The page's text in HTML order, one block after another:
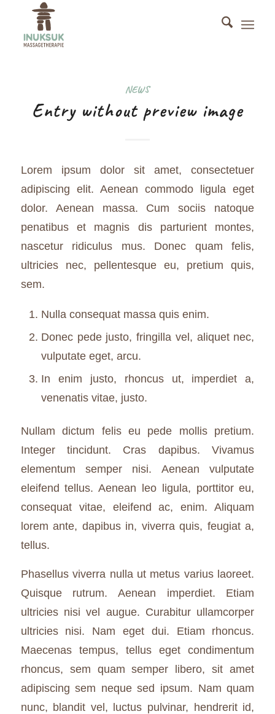
NEWS
Entry without preview image
Lorem ipsum dolor sit amet, consectetuer
adipiscing elit. Aenean commodo ligula eget
dolor. Aenean massa. Cum sociis natoque
penatibus et magnis dis parturient montes,
nascetur ridiculus mus. Donec quam felis,
ultricies nec, pellentesque eu, pretium quis,
sem.
Nulla consequat massa quis enim.
Donec pede justo, fringilla vel, aliquet nec,
vulputate eget, arcu.
In enim justo, rhoncus ut, imperdiet a,
venenatis vitae, justo.
Nullam dictum felis eu pede mollis pretium.
Integer tincidunt. Cras dapibus. Vivamus
elementum semper nisi. Aenean vulputate
eleifend tellus. Aenean leo ligula, porttitor eu,
consequat vitae, eleifend ac, enim. Aliquam
lorem ante, dapibus in, viverra quis, feugiat a,
tellus.
Phasellus viverra nulla ut metus varius laoreet.
Quisque rutrum. Aenean imperdiet. Etiam
ultricies nisi vel augue. Curabitur ullamcorper
ultricies nisi. Nam eget dui. Etiam rhoncus.
Maecenas tempus, tellus eget condimentum
rhoncus, sem quam semper libero, sit amet
adipiscing sem neque sed ipsum. Nam quam
nunc, blandit vel, luctus pulvinar, hendrerit id,